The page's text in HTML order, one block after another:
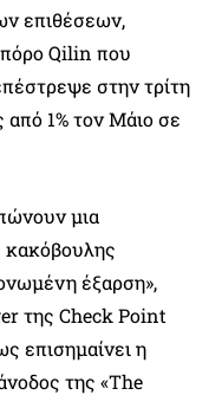
επιθέσεων,
Qilin που
στην τρίτη
από 1% τον Μάιο σε
μια
κακόβουλης
έξαρση»,
της Check Point
επισημαίνει η
της «The